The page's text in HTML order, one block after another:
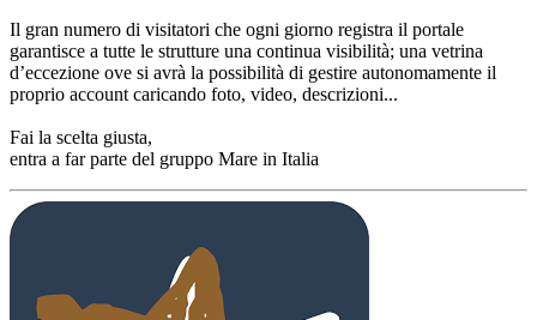
Il gran numero di visitatori che ogni giorno registra il portale
garantisce a tutte le strutture una continua visibilità; una vetrina
d’eccezione ove si avrà la possibilità di gestire autonomamente il
proprio account caricando foto, video, descrizioni...
Fai la scelta giusta,
entra a far parte del gruppo Mare in Italia